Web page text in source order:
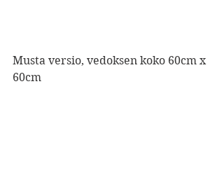
Musta versio, vedoksen koko 60cm x
60cm